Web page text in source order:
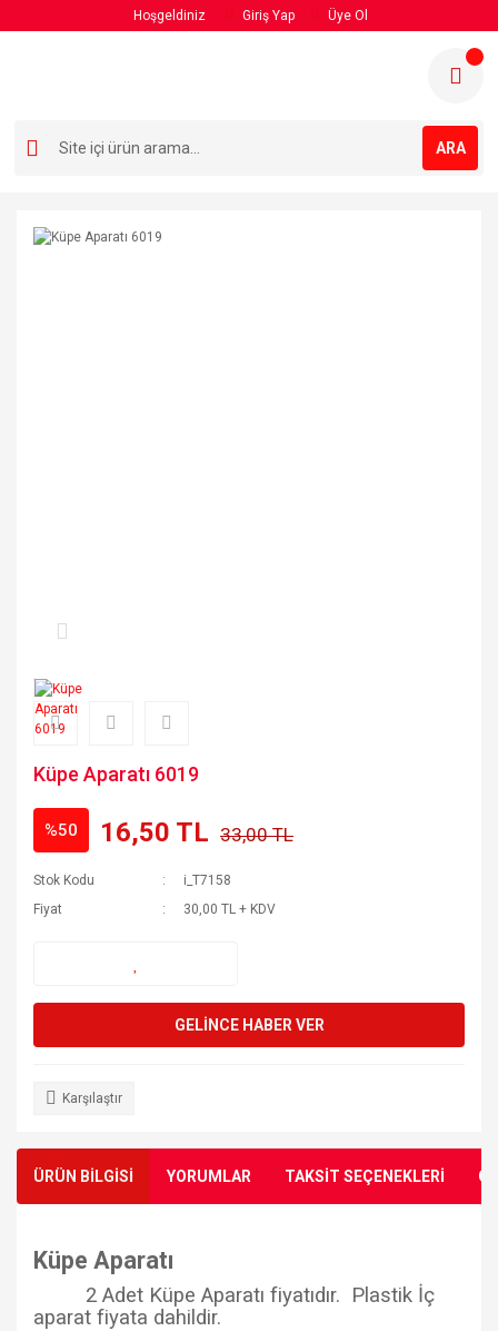
Hoşgeldiniz Giriş Yap Üye Ol
ARA
Küpe Aparatı 6019
%50 16,50 TL 33,00 TL
Stok Kodu
i_T7158
Fiyat
30,00 TL + KDV
GELİNCE HABER VER
Karşılaştır
ÜRÜN BİLGİSİ YORUMLAR TAKSİT SEÇENEKLERİ
Küpe Aparatı
2 Adet Küpe Aparatı fiyatıdır. Plastik İç
aparat fiyata dahildir.